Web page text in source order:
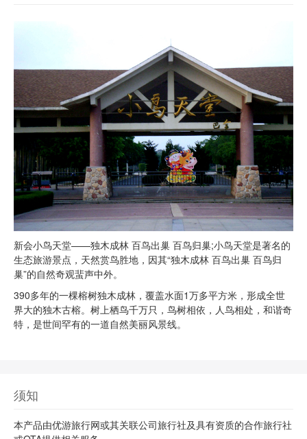
新会小鸟天堂——独木成林 百鸟出巢 百鸟归巢;小鸟天堂是著名的
生态旅游景点，天然赏鸟胜地，因其“独木成林 百鸟出巢 百鸟归
巢”的自然奇观蜚声中外。
390多年的一棵榕树独木成林，覆盖水面1万多平方米，形成全世
界大的独木古榕。树上栖鸟千万只，鸟树相依，人鸟相处，和谐奇
特，是世间罕有的一道自然美丽风景线。
须知
本产品由优游旅行网或其关联公司旅行社及具有资质的合作旅行社